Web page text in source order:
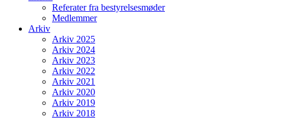
Referater fra bestyrelsesmøder
Medlemmer
Arkiv
Arkiv 2025
Arkiv 2024
Arkiv 2023
Arkiv 2022
Arkiv 2021
Arkiv 2020
Arkiv 2019
Arkiv 2018